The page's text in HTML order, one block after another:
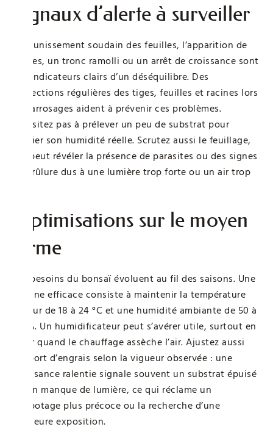
Signaux d’alerte à surveiller
Le jaunissement soudain des feuilles, l’apparition de
taches, un tronc ramolli ou un arrêt de croissance sont
des indicateurs clairs d’un déséquilibre. Des
inspections régulières des tiges, feuilles et racines lors
des arrosages aident à prévenir ces problèmes.
N’hésitez pas à prélever un peu de substrat pour
vérifier son humidité réelle. Scrutez aussi le feuillage,
qui peut révéler la présence de parasites ou des signes
de brûlure dus à une lumière trop forte ou un air trop
Optimisations sur le moyen
terme
Les besoins du bonsaï évoluent au fil des saisons. Une
routine efficace consiste à maintenir la température
autour de 18 à 24 °C et une humidité ambiante de 50 à
60 %. Un humidificateur peut s’avérer utile, surtout en
hiver quand le chauffage assèche l’air. Ajustez aussi
l’apport d’engrais selon la vigueur observée : une
croissance ralentie signale souvent un substrat épuisé
ou un manque de lumière, ce qui réclame un
rempotage plus précoce ou la recherche d’une
meilleure exposition.